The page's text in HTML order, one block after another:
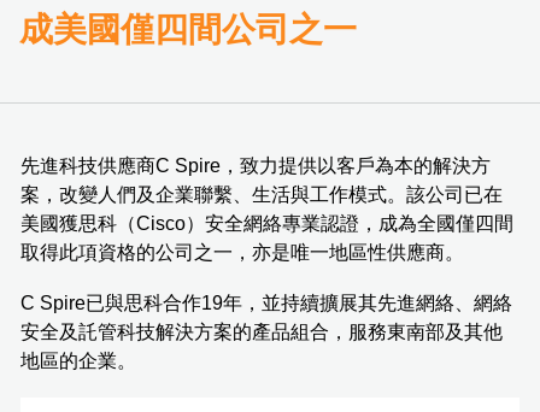
成美國僅四間公司之一
先進科技供應商C Spire，致力提供以客戶為本的解決方
案，改變人們及企業聯繫、生活與工作模式。該公司已在
美國獲思科（Cisco）安全網絡專業認證，成為全國僅四間
取得此項資格的公司之一，亦是唯一地區性供應商。
C Spire已與思科合作19年，並持續擴展其先進網絡、網絡
安全及託管科技解決方案的產品組合，服務東南部及其他
地區的企業。